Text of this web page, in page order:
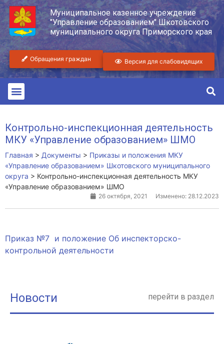
Муниципальное казенное учреждение
"Управление образованием" Шкотовского
муниципального округа Приморского края
Обращения граждан Версия для слабовидящих
Контрольно-инспекционная деятельность
МКУ «Управление образованием» ШМО
Главная > Документы > Приказы и положения МКУ
«Управление образованием» Шкотовского муниципального
округа > Контрольно-инспекционная деятельность МКУ
«Управление образованием» ШМО
26 октября, 2021 Изменено: 28.12.2023
Приказ №7 и положение Об инспекторско-
контрольной деятельности
Новости перейти в раздел